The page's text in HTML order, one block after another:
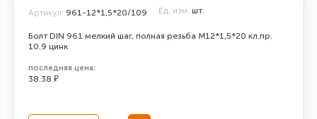
Болт DIN 961 мелкий шаг, полная резьба M12*1,5*20 кл.пр.
10.9 цинк
Артикул: 961-12*1,5*20/109 Ед. изм. шт.
последняя цена:
38.38 ₽